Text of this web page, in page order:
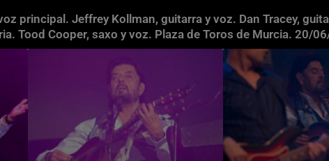
principal. Jeffrey Kollman, guitarra y voz. Dan Tracey,
Tood Cooper, saxo y voz. Plaza de Toros de Murcia. 20/